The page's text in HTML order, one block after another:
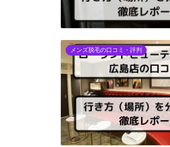
メンズ脱毛の口コミ・評判